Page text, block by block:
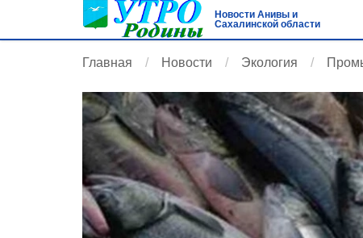
Новости Анивы и
Сахалинской области
Главная Новости Экология